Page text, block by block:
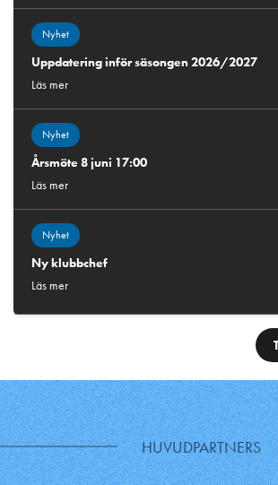
Nyhet
Uppdatering inför säsongen 2026/2027
Läs mer
Nyhet
Årsmöte 8 juni 17:00
Läs mer
Nyhet
Ny klubbchef
Läs mer
HUVUDPARTNERS